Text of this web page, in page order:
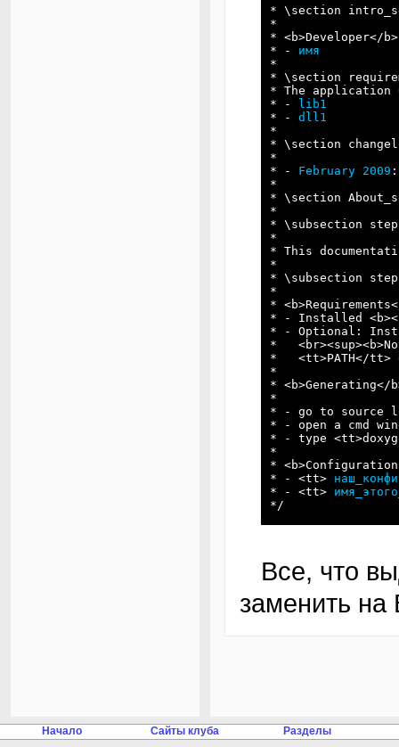
* \section
*
* <b>Developer</
* - имя
*
* \section
* The application
* -
lib1
* - dll1
*
* \section
*
* - February 2009
*
* \section
*
* \subsection
*
* This
*
* \subsection
*
*
* - Installed
* - Optional:
*
*   <tt>PATH</tt>
*
* <b>Generating</
*
* - go to source
* - open a cmd
* - type
*
*
* - <tt>
* - <tt>
*/
Все, что выделено голубым цветом, надо
заменить
Начало Сайты клуба Разделы